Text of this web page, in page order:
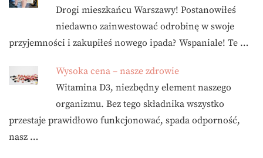
Drogi mieszkańcu Warszawy! Postanowiłeś
niedawno zainwestować odrobinę w swoje
przyjemności i zakupiłeś nowego ipada? Wspaniale! Te …
Wysoka cena – nasze zdrowie
Witamina D3, niezbędny element naszego
organizmu. Bez tego składnika wszystko
przestaje prawidłowo funkcjonować, spada odporność,
nasz …